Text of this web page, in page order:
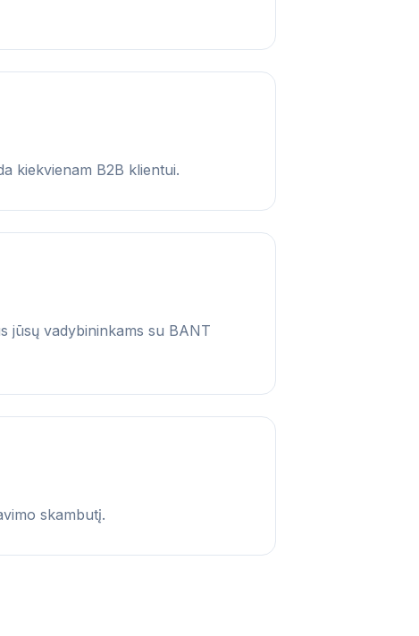
kiekvienam B2B klientui.
jūsų vadybininkams su BANT
skambutį.